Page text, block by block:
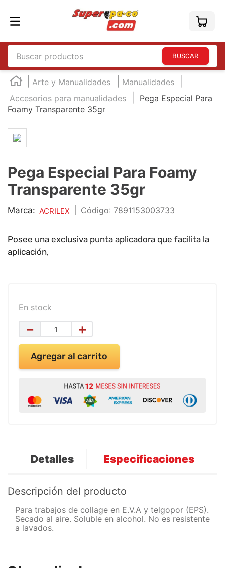
Buscar productos
Arte y Manualidades
Manualidades
Accesorios para manualidades
Pega Especial Para
Foamy Transparente 35gr
Pega Especial Para Foamy
Transparente 35gr
Marca: ACRILEX : 7891153003733
Posee una exclusiva punta aplicadora que facilita la
aplicación,
En stock
＋
－
Agregar al carrito
Detalles Especificaciones
Descripción del producto
Para trabajos de collage en E.V.A y telgopor (EPS).
Secado al aire. Soluble en alcohol. No es resistente
a lavados.
TÉRMINOS MÁS BUSCADOS
england
2.
marcador e300
3.
4.
6.
marcadores
audifonos
8.
teclado
10. calculadora